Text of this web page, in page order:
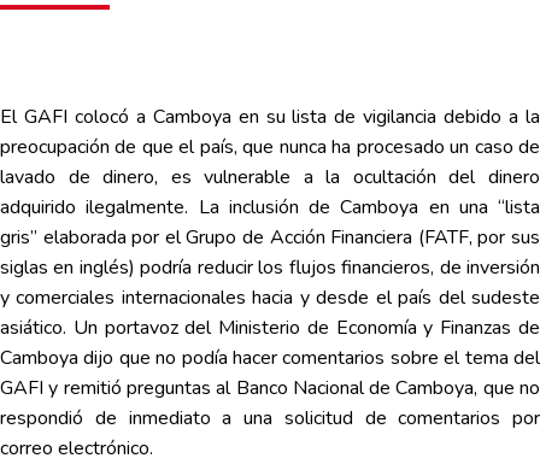
El GAFI colocó a Camboya en su lista de vigilancia debido a la
preocupación de que el país, que nunca ha procesado un caso de
lavado de dinero, es vulnerable a la ocultación del dinero
adquirido ilegalmente. La inclusión de Camboya en una “lista
gris” elaborada por el Grupo de Acción Financiera (FATF, por sus
siglas en inglés) podría reducir los flujos financieros, de inversión
y comerciales internacionales hacia y desde el país del sudeste
asiático. Un portavoz del Ministerio de Economía y Finanzas de
Camboya dijo que no podía hacer comentarios sobre el tema del
GAFI y remitió preguntas al Banco Nacional de Camboya, que no
respondió de inmediato a una solicitud de comentarios por
correo electrónico.